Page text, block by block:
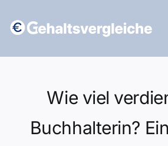
Inhalt
Wie viel
Buchhalterin?